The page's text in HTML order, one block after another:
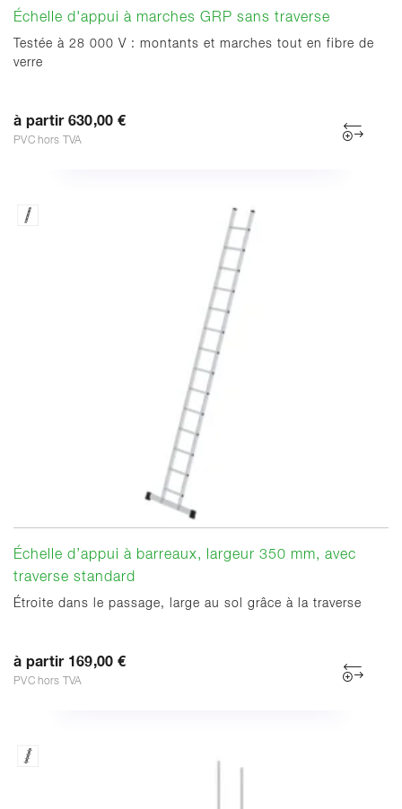
Échelle d'appui à marches GRP sans traverse
Testée à 28 000 V : montants et marches tout en fibre de
verre
à partir 630,00 €
PVC hors TVA
Échelle d’appui à barreaux, largeur 350 mm, avec
traverse standard
Étroite dans le passage, large au sol grâce à la traverse
à partir 169,00 €
PVC hors TVA